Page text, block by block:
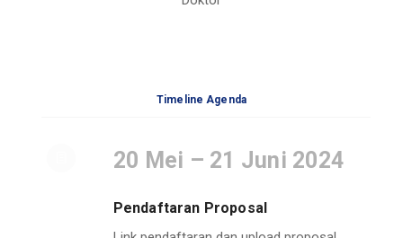
Timeline Agenda
20 Mei – 21 Juni 2024
Pendaftaran Proposal